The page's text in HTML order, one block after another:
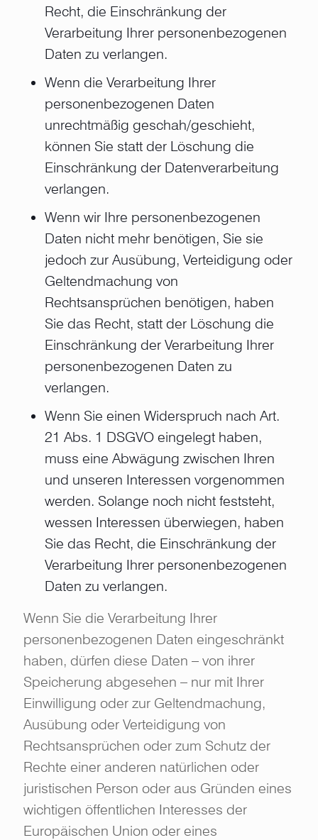
Recht, die Einschränkung der
Verarbeitung Ihrer personenbezogenen
Daten zu verlangen.
Wenn die Verarbeitung Ihrer
personenbezogenen Daten
unrechtmäßig geschah/geschieht,
können Sie statt der Löschung die
Einschränkung der Datenverarbeitung
verlangen.
Wenn wir Ihre personenbezogenen
Daten nicht mehr benötigen, Sie sie
jedoch zur Ausübung, Verteidigung oder
Geltendmachung von
Rechtsansprüchen benötigen, haben
Sie das Recht, statt der Löschung die
Einschränkung der Verarbeitung Ihrer
personenbezogenen Daten zu
verlangen.
Wenn Sie einen Widerspruch nach Art.
21 Abs. 1 DSGVO eingelegt haben,
muss eine Abwägung zwischen Ihren
und unseren Interessen vorgenommen
werden. Solange noch nicht feststeht,
wessen Interessen überwiegen, haben
Sie das Recht, die Einschränkung der
Verarbeitung Ihrer personenbezogenen
Daten zu verlangen.
Wenn Sie die Verarbeitung Ihrer
personenbezogenen Daten eingeschränkt
haben, dürfen diese Daten – von ihrer
Speicherung abgesehen – nur mit Ihrer
Einwilligung oder zur Geltendmachung,
Ausübung oder Verteidigung von
Rechtsansprüchen oder zum Schutz der
Rechte einer anderen natürlichen oder
juristischen Person oder aus Gründen eines
wichtigen öffentlichen Interesses der
Europäischen Union oder eines